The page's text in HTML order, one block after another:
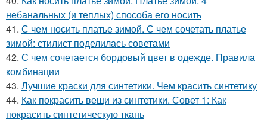
небанальных (и теплых) способа его носить
41. С чем носить платье зимой. С чем сочетать платье
зимой: стилист поделилась советами
42. С чем сочетается бордовый цвет в одежде. Правила
комбинации
43. Лучшие краски для синтетики. Чем красить синтетику
44. Как покрасить вещи из синтетики. Совет 1: Как
покрасить синтетическую ткань